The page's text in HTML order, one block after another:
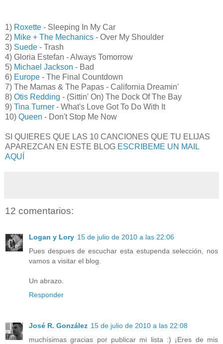
1) Roxette - Sleeping In My Car
2) Mike + The Mechanics - Over My Shoulder
3) Suede - Trash
4) Gloria Estefan - Always Tomorrow
5) Michael Jackson - Bad
6) Europe - The Final Countdown
7) The Mamas & The Papas - California Dreamin'
8) Otis Redding - (Sittin' On) The Dock Of The Bay
9) Tina Turner - What's Love Got To Do With It
10) Queen - Don't Stop Me Now
SI QUIERES QUE LAS 10 CANCIONES QUE TU ELIJAS
APAREZCAN EN ESTE BLOG ESCRIBEME UN MAIL
AQUÍ
12 comentarios:
Logan y Lory 15 de julio de 2010 a las 22:06
Pues despues de escuchar esta estupenda selección, nos
vamos a visitar el blog.
Un abrazo.
Responder
José R. González 15 de julio de 2010 a las 22:08
muchísimas gracias por publicar mi lista :) ¡Eres de mis